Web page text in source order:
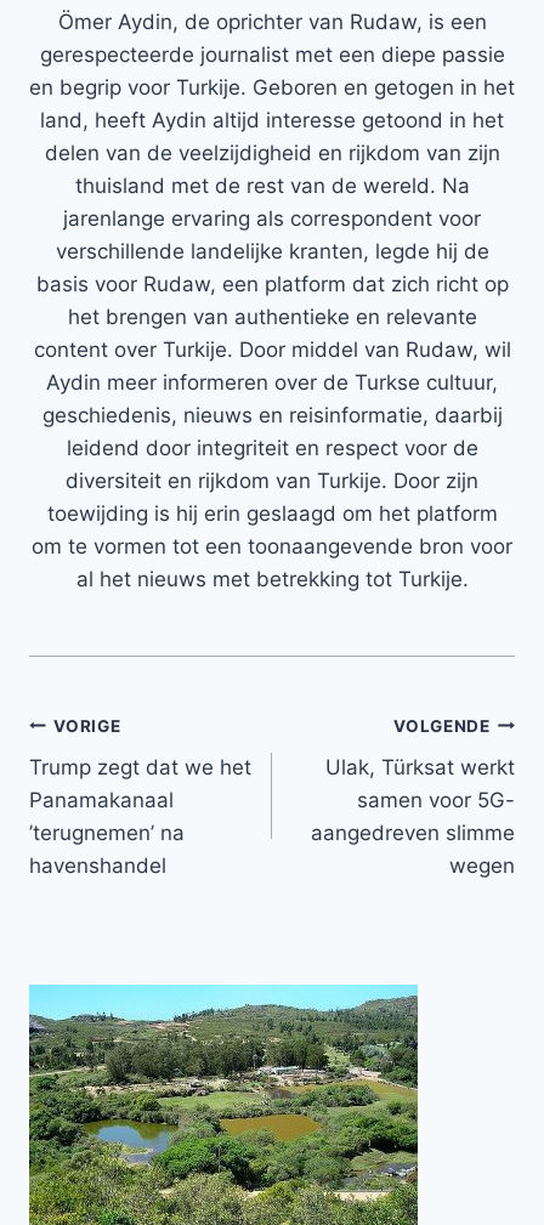
Ömer Aydin, de oprichter van Rudaw, is een
gerespecteerde journalist met een diepe passie
en begrip voor Turkije. Geboren en getogen in het
land, heeft Aydin altijd interesse getoond in het
delen van de veelzijdigheid en rijkdom van zijn
thuisland met de rest van de wereld. Na
jarenlange ervaring als correspondent voor
verschillende landelijke kranten, legde hij de
basis voor Rudaw, een platform dat zich richt op
het brengen van authentieke en relevante
content over Turkije. Door middel van Rudaw, wil
Aydin meer informeren over de Turkse cultuur,
geschiedenis, nieuws en reisinformatie, daarbij
leidend door integriteit en respect voor de
diversiteit en rijkdom van Turkije. Door zijn
toewijding is hij erin geslaagd om het platform
om te vormen tot een toonaangevende bron voor
al het nieuws met betrekking tot Turkije.
Bericht
navigatie
VORIGE
Trump zegt dat we het
Panamakanaal
’terugnemen’ na
havenshandel
VOLGENDE
Ulak, Türksat werkt
samen voor 5G-
aangedreven slimme
wegen